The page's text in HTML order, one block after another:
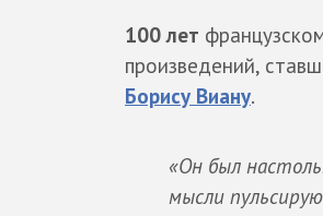
100 лет
произведений,
Борису Виану.
«Он был
мысли